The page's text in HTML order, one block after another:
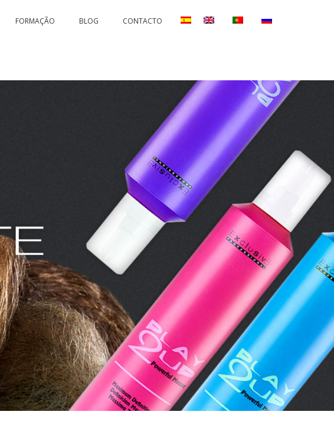
PERMANENTS AND PROTECTORS
FORMAÇÃO BLOG CONTACTO